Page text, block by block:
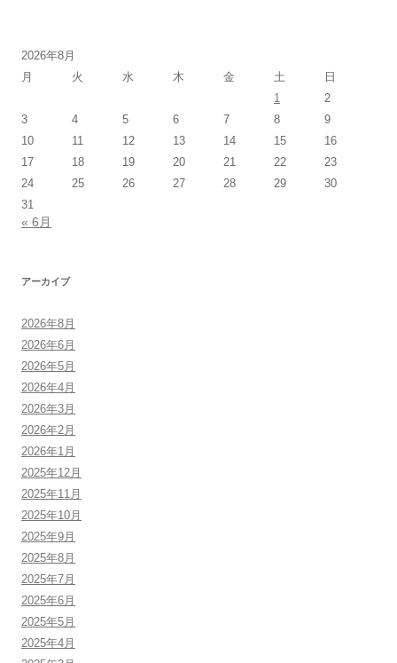
2026年8月
月
火 水 木 金 土
日
1
2
3
4 5 6 7 8
9
10
11 12 13 14 15
16
17
18 19 20 21 22
23
24
25 26 27 28 29
30
31
« 6月
アーカイブ
2026年8月
2026年6月
2026年5月
2026年4月
2026年3月
2026年2月
2026年1月
2025年12月
2025年11月
2025年10月
2025年9月
2025年8月
2025年7月
2025年6月
2025年5月
2025年4月